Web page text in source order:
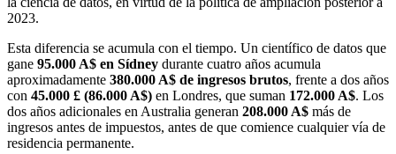
2023.
Esta diferencia se acumula con el tiempo. Un científico de datos que
gane 95.000 A$ en Sídney durante cuatro años acumula
aproximadamente 380.000 A$ de ingresos brutos, frente a dos años
con 45.000 £ (86.000 A$) en Londres, que suman 172.000 A$. Los
dos años adicionales en Australia generan 208.000 A$ más de
ingresos antes de impuestos, antes de que comience cualquier vía de
residencia permanente.